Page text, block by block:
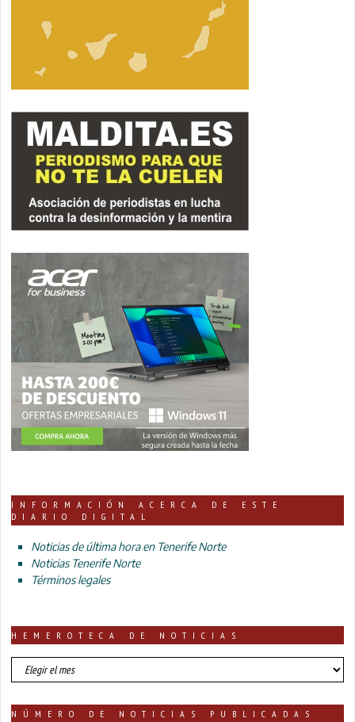
INFORMACIÓN ACERCA DE ESTE
DIARIO DIGITAL
Noticias de última hora en Tenerife Norte
Noticias Tenerife Norte
Términos legales
HEMEROTECA DE NOTICIAS
HEMEROTECA
DE
NÚMERO DE NOTICIAS PUBLICADAS